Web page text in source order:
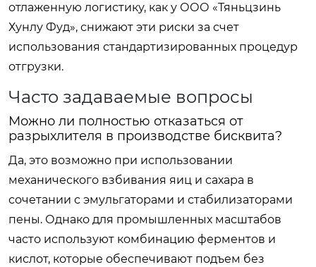
отлаженную логистику, как у ООО «Тяньцзинь
Хунлу Фуд», снижают эти риски за счет
использования стандартизированных процедур
отгрузки.
Часто задаваемые вопросы
Можно ли полностью отказаться от
разрыхлителя в производстве бисквита?
Да, это возможно при использовании
механического взбивания яиц и сахара в
сочетании с эмульгаторами и стабилизаторами
пены. Однако для промышленных масштабов
часто используют комбинацию ферментов и
кислот, которые обеспечивают подъем без